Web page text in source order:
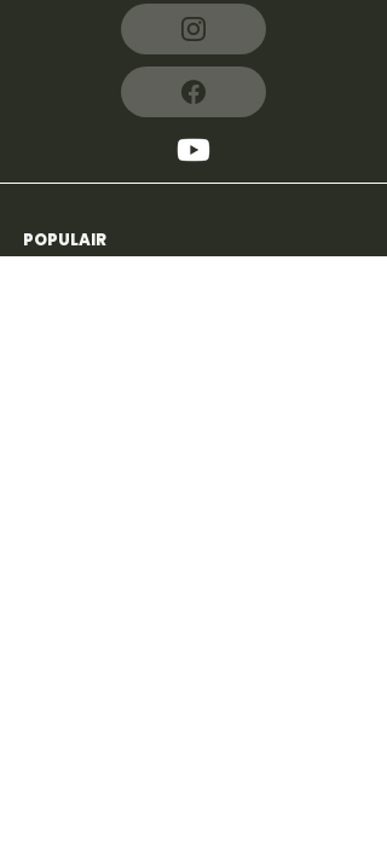
Love) - Olivia Dean
4,8600+reviews
POPULAIR